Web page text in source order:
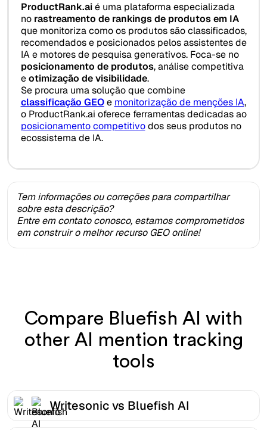
ProductRank.aié uma plataforma especializada
no rastreamento de rankings de produtos em IA
que monitoriza como os produtos são classificados,
recomendados e posicionados pelos assistentes de
IA e motores de pesquisa generativos. Foca-se no
posicionamento de produtos, análise competitiva
eotimização de visibilidade.
Se procura uma solução que combine
classificação GEOe monitorização de menções IA,
o ProductRank.ai oferece ferramentas dedicadas ao
posicionamento competitivodos seus produtos no
ecossistema de IA.
Tem informações ou correções para compartilhar
sobre esta descrição?
Entre em contato conosco, estamos comprometidos
em construir o melhor recurso GEO online!
Compare Bluefish AI with
other AI mention tracking
tools
Writesonic vs Bluefish AI